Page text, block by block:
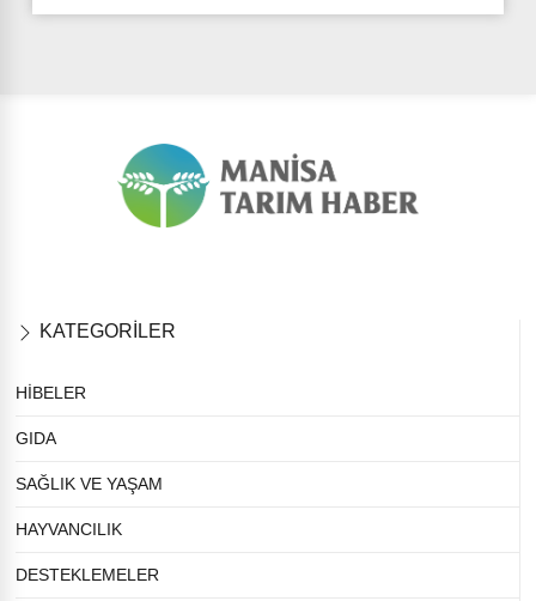
KATEGORİLER
HİBELER
GIDA
SAĞLIK VE YAŞAM
HAYVANCILIK
DESTEKLEMELER